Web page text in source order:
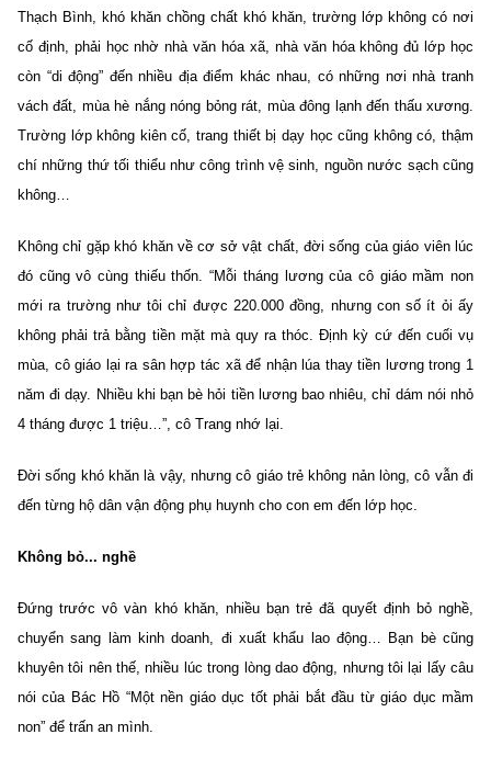
Thạch Bình, khó khăn chồng chất khó khăn, trường lớp không có nơi
cố định, phải học nhờ nhà văn hóa xã, nhà văn hóa không đủ lớp học
còn “di động” đến nhiều địa điểm khác nhau, có những nơi nhà tranh
vách đất, mùa hè nắng nóng bỏng rát, mùa đông lạnh đến thấu xương.
Trường lớp không kiên cố, trang thiết bị dạy học cũng không có, thậm
chí những thứ tối thiểu như công trình vệ sinh, nguồn nước sạch cũng
không…
Không chỉ gặp khó khăn về cơ sở vật chất, đời sống của giáo viên lúc
đó cũng vô cùng thiếu thốn. “Mỗi tháng lương của cô giáo mầm non
mới ra trường như tôi chỉ được 220.000 đồng, nhưng con số ít ỏi ấy
không phải trả bằng tiền mặt mà quy ra thóc. Định kỳ cứ đến cuối vụ
mùa, cô giáo lại ra sân hợp tác xã để nhận lúa thay tiền lương trong 1
năm đi dạy. Nhiều khi bạn bè hỏi tiền lương bao nhiêu, chỉ dám nói nhỏ
4 tháng được 1 triệu…”, cô Trang nhớ lại.
Đời sống khó khăn là vậy, nhưng cô giáo trẻ không nản lòng, cô vẫn đi
đến từng hộ dân vận động phụ huynh cho con em đến lớp học.
Không bỏ... nghề
Đứng trước vô vàn khó khăn, nhiều bạn trẻ đã quyết định bỏ nghề,
chuyển sang làm kinh doanh, đi xuất khẩu lao động… Bạn bè cũng
khuyên tôi nên thế, nhiều lúc trong lòng dao động, nhưng tôi lại lấy câu
nói của Bác Hồ “Một nền giáo dục tốt phải bắt đầu từ giáo dục mầm
non” để trấn an mình.